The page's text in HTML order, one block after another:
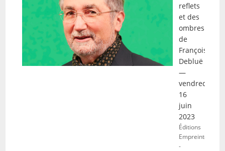
reflets
et des
ombres
de
François
Debluë
—
vendredi
16
juin
2023
Éditions
Empreintes
-